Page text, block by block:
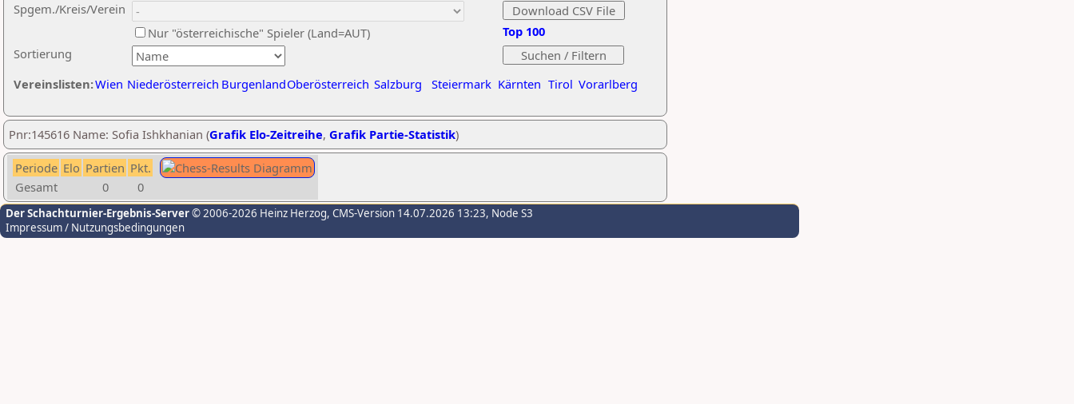
Sortierung
Spgem./Kreis/Verein
Nur "österreichische" Spieler (Land=AUT)
Vereinslisten:Wien Niederösterreich BurgenlandOberösterreich Salzburg Steiermark Kärnten Tirol Vorarlberg
Top 100
Pnr:145616 Name: Sofia Ishkhanian (Grafik Elo-Zeitreihe, Grafik Partie-Statistik)
Periode Elo Partien Pkt.
Gesamt
0 0
Der Schachturnier-Ergebnis-Server© 2006-2026 Heinz Herzog, CMS-Version 14.07.2026 13:23, Node S3
Impressum / Nutzungsbedingungen